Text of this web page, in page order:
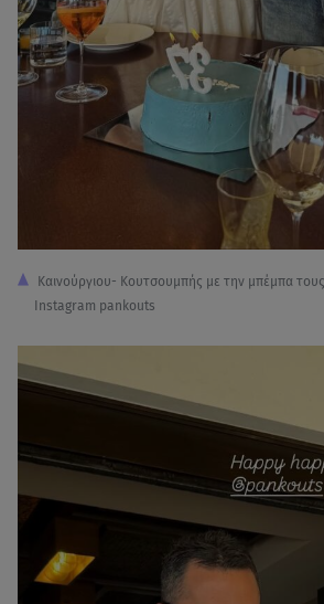
Kαινούργιου- Κουτσουμπής με την μπέμπα
Instagram pankouts